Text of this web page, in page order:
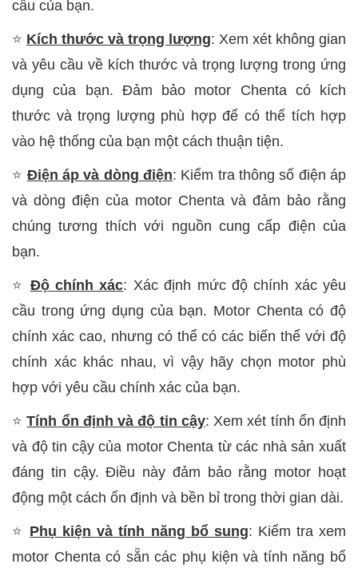
cầu của bạn.
⭐ Kích thước và trọng lượng: Xem xét không gian
và yêu cầu về kích thước và trọng lượng trong ứng
dụng của bạn. Đảm bảo motor Chenta có kích
thước và trọng lượng phù hợp để có thể tích hợp
vào hệ thống của bạn một cách thuận tiện.
⭐ Điện áp và dòng điện: Kiểm tra thông số điện áp
và dòng điện của motor Chenta và đảm bảo rằng
chúng tương thích với nguồn cung cấp điện của
bạn.
⭐ Độ chính xác: Xác định mức độ chính xác yêu
cầu trong ứng dụng của bạn. Motor Chenta có độ
chính xác cao, nhưng có thể có các biến thể với độ
chính xác khác nhau, vì vậy hãy chọn motor phù
hợp với yêu cầu chính xác của bạn.
⭐Tính ổn định và độ tin cậy: Xem xét tính ổn định
và độ tin cậy của motor Chenta từ các nhà sản xuất
đáng tin cậy. Điều này đảm bảo rằng motor hoạt
động một cách ổn định và bền bỉ trong thời gian dài.
⭐ Phụ kiện và tính năng bổ sung: Kiểm tra xem
motor Chenta có sẵn các phụ kiện và tính năng bổ